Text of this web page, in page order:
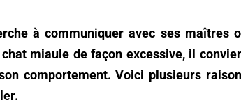
à communiquer avec ses maîtres
miaule de façon excessive, il
comportement. Voici plusieurs